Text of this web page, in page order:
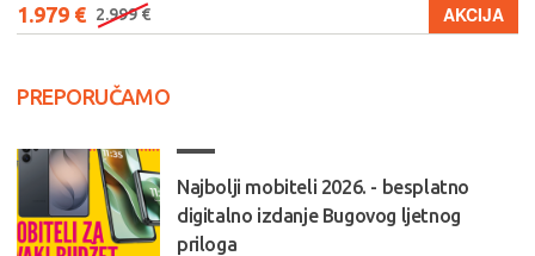
1.979 € 2.999 € AKCIJA
PREPORUČAMO
Najbolji mobiteli 2026. - besplatno
digitalno izdanje Bugovog ljetnog
priloga